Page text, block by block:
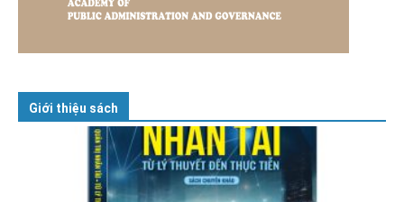
Giới thiệu sách